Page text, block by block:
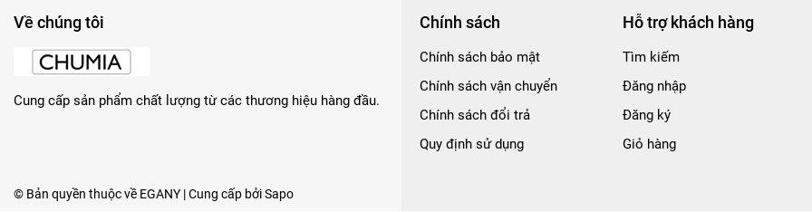
Về chúng tôi
Cung cấp sản phẩm chất lượng từ các thương hiệu hàng đầu.
Chính sách
Chính sách bảo mật
Chính sách vận chuyển
Chính sách đổi trả
Quy định sử dụng
Hỗ trợ khách hàng
Tìm kiếm
Đăng nhập
Đăng ký
Giỏ hàng
© Bản quyền thuộc về EGANY | Cung cấp bởiSapo